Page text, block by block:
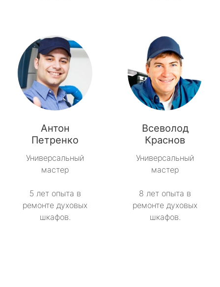
Антон
Петренко
Универсальный
мастер
5 лет опыта в
ремонте духовых
шкафов.
Всеволод
Краснов
Универсальный
мастер
8 лет опыта в
ремонте духовых
шкафов.